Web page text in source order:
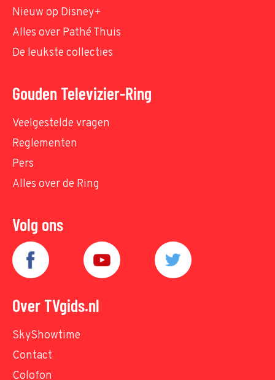
Nieuw op Disney+
Alles over Pathé Thuis
De leukste collecties
Gouden Televizier-Ring
Veelgestelde vragen
Reglementen
Pers
Alles over de Ring
Volg ons
Over TVgids.nl
SkyShowtime
Contact
Colofon